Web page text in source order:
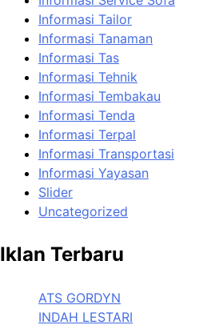
Informasi Tailor
Informasi Tanaman
Informasi Tas
Informasi Tehnik
Informasi Tembakau
Informasi Tenda
Informasi Terpal
Informasi Transportasi
Informasi Yayasan
Slider
Uncategorized
Iklan Terbaru
ATS GORDYN
INDAH LESTARI